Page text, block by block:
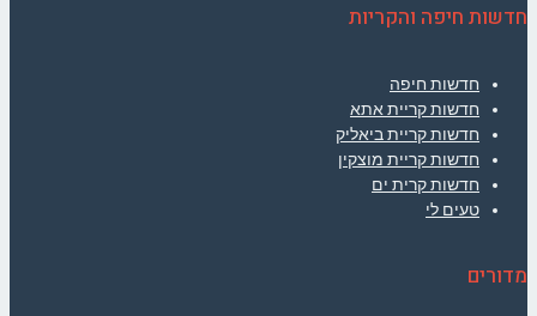
חדשות חיפה והקריות
חדשות חיפה
חדשות קריית אתא
חדשות קריית ביאליק
חדשות קריית מוצקין
חדשות קרית ים
טעים לי
מדורים